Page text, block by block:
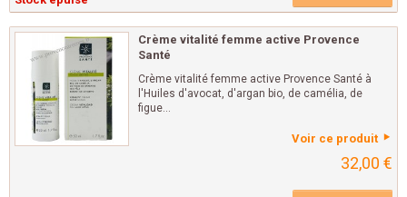
Crème vitalité femme active Provence
Santé
Crème vitalité femme active Provence Santé à
l'Huiles d'avocat, d'argan bio, de camélia, de
figue...
Voir ce produit
32,00 €